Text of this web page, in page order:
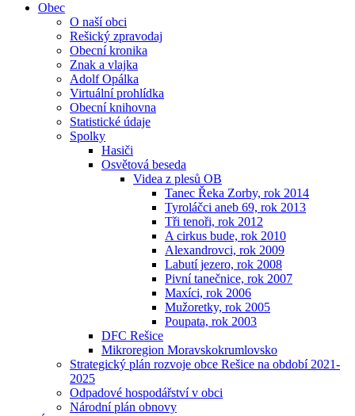
Obec
O naší obci
Rešický zpravodaj
Obecní kronika
Znak a vlajka
Adolf Opálka
Virtuální prohlídka
Obecní knihovna
Statistické údaje
Spolky
Hasiči
Osvětová beseda
Videa z plesů OB
Tanec Řeka Zorby, rok 2014
Tyroláčci aneb 69, rok 2013
Tři tenoři, rok 2012
A cirkus bude, rok 2010
Alexandrovci, rok 2009
Labutí jezero, rok 2008
Pivní tanečnice, rok 2007
Maxíci, rok 2006
Mužoretky, rok 2005
Poupata, rok 2003
DFC Rešice
Mikroregion Moravskokrumlovsko
Strategický plán rozvoje obce Rešice na období 2021-
2025
Odpadové hospodářství v obci
Národní plán obnovy